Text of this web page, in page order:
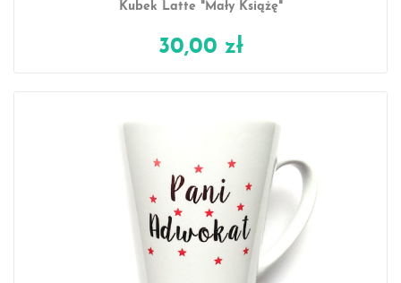
Kubek Latte "Mały Książę"
30,00 zł